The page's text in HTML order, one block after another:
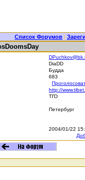
Список Форумов |
DiaDD
Будда
683
http://
ТГО
Петербург
2004/01/22